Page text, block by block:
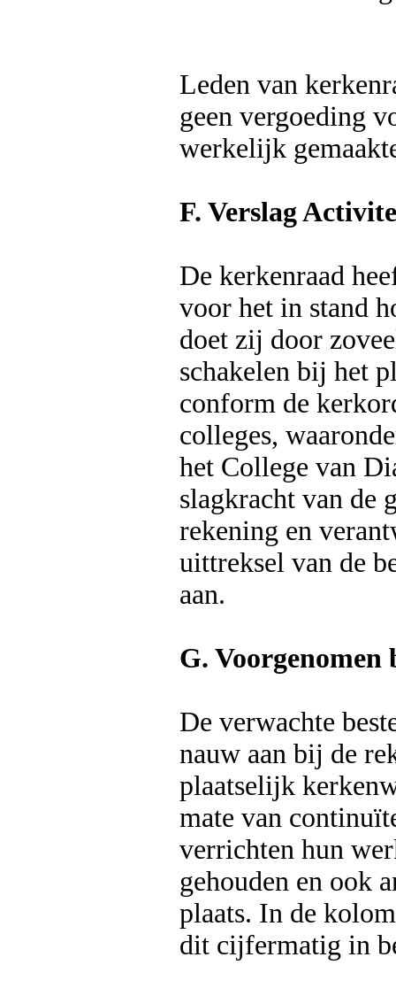
Leden van
geen vergoeding
werkelijk
F. Verslag
De kerkenraad
voor het in stand
doet zij door
schakelen bij het
conform de
colleges,
het College van
slagkracht van de
rekening en
uittreksel van de
aan.
G. Voorgenomen
De verwachte
nauw aan bij de
plaatselijk
mate van
verrichten hun
gehouden en ook
plaats. In de
dit cijfermatig in